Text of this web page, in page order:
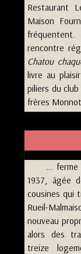
Restaurant
Maison
rencontre
Chatou
livre au
piliers du
frères Monnot.
...
1937, âgée
cousines qui
Rueil-
nouveau
alors des
treize